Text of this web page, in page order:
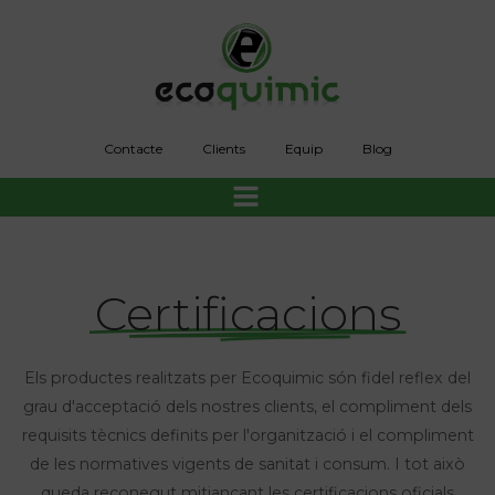
to
content
Contacte Clients Equip Blog
Certificacions
Els productes realitzats per Ecoquimic són fidel reflex del
grau d'acceptació dels nostres clients, el compliment dels
requisits tècnics definits per l'organització i el compliment
de les normatives vigents de sanitat i consum. I tot això